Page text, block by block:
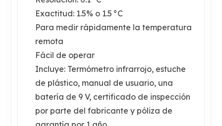
Exactitud: 1.5% o 1.5 °C
Para medir rápidamente la temperatura
remota
Fácil de operar
Incluye: Termómetro infrarrojo, estuche
de plástico, manual de usuario, una
batería de 9 V, certificado de inspección
por parte del fabricante y póliza de